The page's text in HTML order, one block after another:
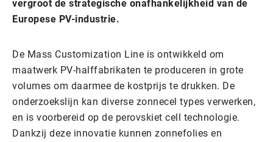
vergroot de strategische onafhankelijkheid van de
Europese PV-industrie.
De Mass Customization Line is ontwikkeld om
maatwerk PV-halffabrikaten te produceren in grote
volumes om daarmee de kostprijs te drukken. De
onderzoekslijn kan diverse zonnecel types verwerken,
en is voorbereid op de perovskiet cell technologie.
Dankzij deze innovatie kunnen zonnefolies en